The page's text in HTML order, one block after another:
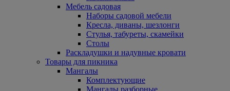
Мебель садовая
Наборы садовой мебели
Кресла, диваны, шезлонги
Стулья, табуреты, скамейки
Столы
Раскладушки и надувные кровати
Товары для пикника
Мангалы
Комплектующие
Мангалы разборные